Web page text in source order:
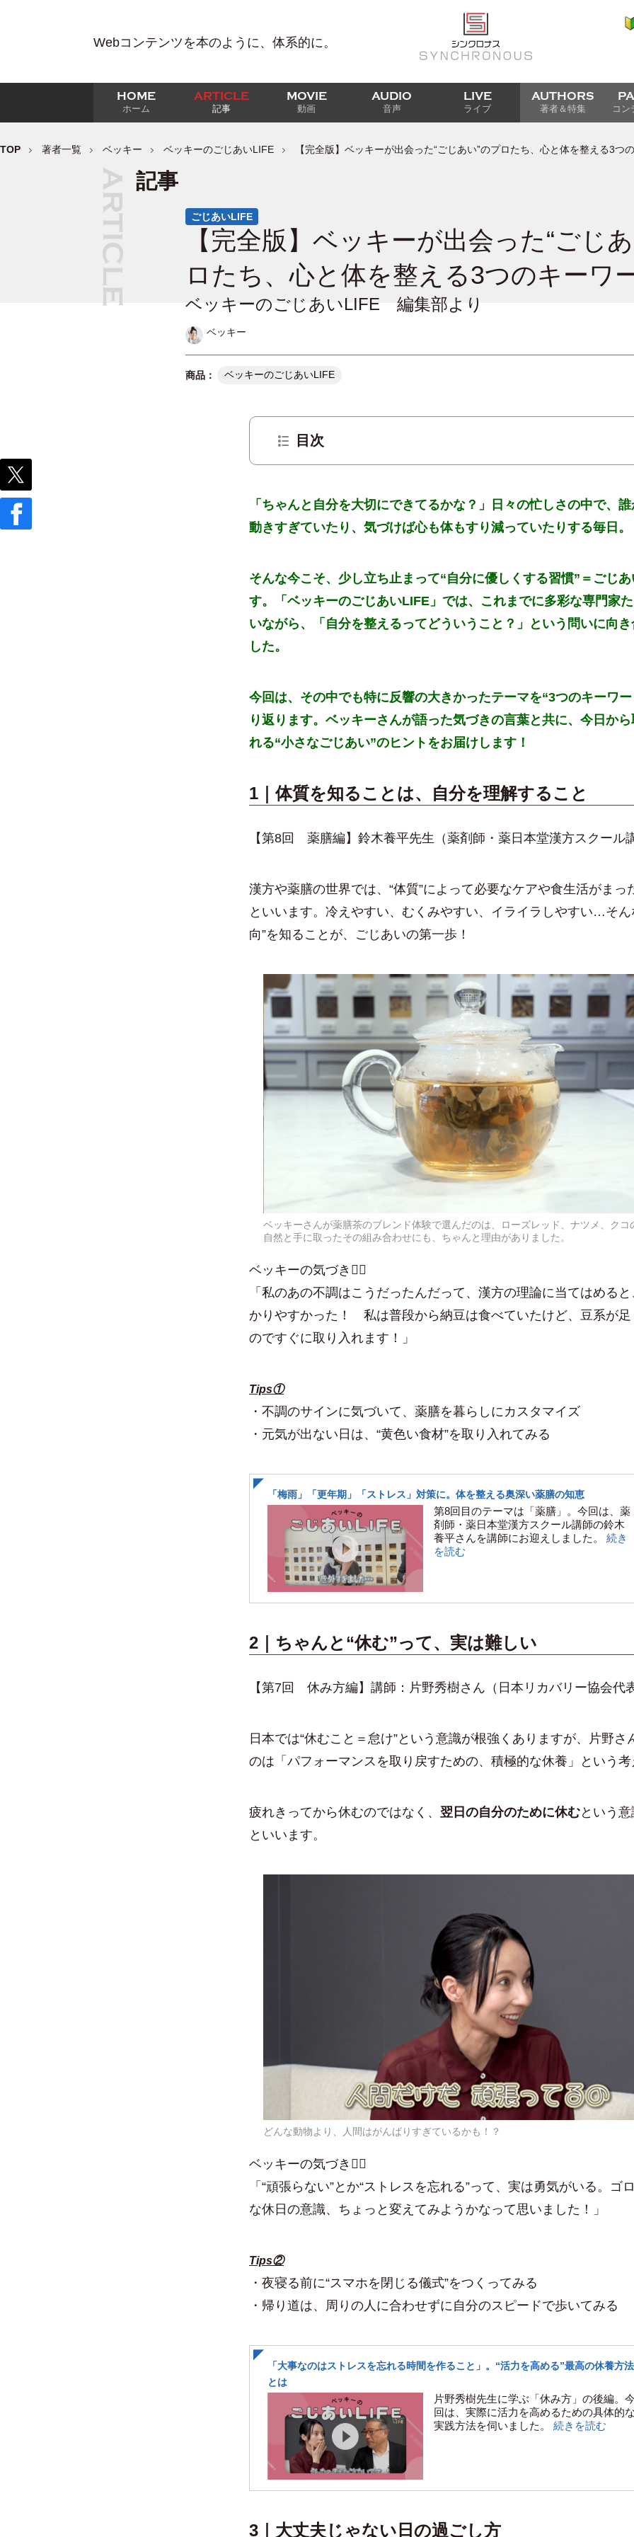
Webコンテンツを本のように、体系的に。
HOME
ホーム
ARTICLE
記事
MOVIE
動画
AUDIO
音声
LIVE
ライブ
AUTHORS
著者＆特集 コン
TOP 著者一覧 ベッキー ベッキーのごじあいLIFE 【完全版】ベッキーが出会った“ごじあい”のプロたち、心と体を整える3つ
記事
ごじあいLIFE
【完全版】ベッキーが出会った“ごじ
ロたち、心と体を整える3つのキーワ
ベッキーのごじあいLIFE 編集部より
ベッキー
ベッキーのごじあいLIFE
目次
2｜ちゃんと“休む”って、実は難しい
第10回 次回予告
「ちゃんと自分を大切にできてるかな？」日々の忙しさの中で、 誰
動きすぎていたり、気づけば心も体もすり減っていたりする毎日。
そんな今こそ、少し立ち止まって“自分に優しくする習慣”＝ごじ
す。
「ベッキーのごじあいLIFE」では、これまでに多彩な専門家
いながら、「自分を整えるってどういうこと？」という問いに向
した。
今回は、その中でも特に反響の大きかったテーマを“3つのキーワ
り返ります。ベッキーさんが語った気づきの言葉と共に、今日か
れる“小さなごじあい”のヒントをお届けします！
1｜体質を知ることは、自分を理解すること
【第8回 薬膳編】鈴木養平先生（薬剤師・薬日本堂漢方スクール
漢方や薬膳の世界では、“体質”によって必要なケアや食生活がまっ
といいます。冷えやすい、むくみやすい、イライラしやすい…そん
向”を知ることが、ごじあいの第一歩！
ベッキーさんが薬膳茶のブレンド体験で選んだのは、ローズレッド、ナツメ、クコ
自然と手に取ったその組み合わせにも、ちゃんと理由がありました。
ベッキーの気づき✍🏻
「私のあの不調はこうだったんだって、漢方の理論に当てはめる
かりやすかった！ 私は普段から納豆は食べていたけど、豆系が足
のですぐに取り入れます！」
Tips①
・不調のサインに気づいて、薬膳を暮らしにカスタマイズ
・元気が出ない日は、“黄色い食材”を取り入れてみる
「梅雨」「更年期」「ストレス」対策に。体を整える奥深い薬膳の知恵
第8回目のテーマは「薬膳」。今回は、薬
剤師・薬日本堂漢方スクール講師の鈴木
養平さんを講師にお迎えしました。
続き
を読む
2｜ちゃんと“休む”って、実は難しい
【第7回 休み方編】講師：片野秀樹さん（日本リカバリー協会代
日本では“休むこと＝怠け”という意識が根強くありますが、片野さ
のは「パフォーマンスを取り戻すための、積極的な休養」という
疲れきってから休むのではなく、 翌日の自分のために休むという
といいます。
どんな動物より、人間はがんばりすぎているかも！？
ベッキーの気づき✍🏻
「“頑張らない”とか“ストレスを忘れる”って、実は勇気がいる。ゴ
な休日の意識、ちょっと変えてみようかなって思いました！」
Tips②
・夜寝る前に“スマホを閉じる儀式”をつくってみる
・帰り道は、周りの人に合わせずに自分のスピードで歩いてみる
「大事なのはストレスを忘れる時間を作ること」。“活力を高める”最高の休養方法
とは
片野秀樹先生に学ぶ「休み方」の後編。
回は、実際に活力を高めるための具体的
実践方法を伺いました。
続きを読む
3｜大丈夫じゃない日の過ごし方